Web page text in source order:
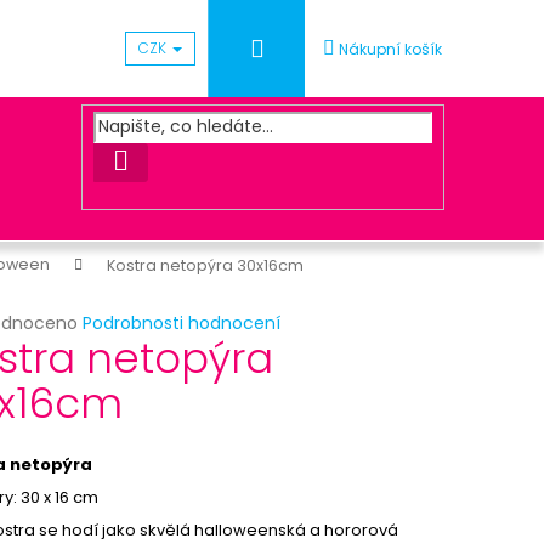
CZK PřihlášeníNákupní košík
HLEDAT
Kostra netopýra 30x16cm
Podrobnosti hodnocení
netopýra
netopýra
30 x 16 cm
se hodí jako skvělá halloweenská a hororová
ZLATÁ